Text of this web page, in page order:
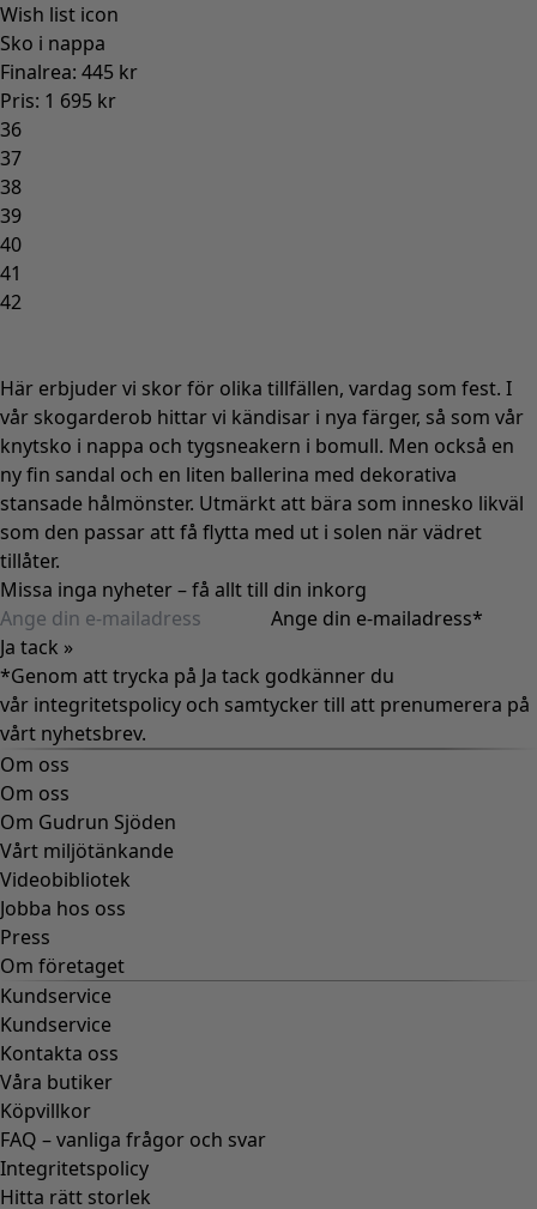
Wish list icon
Sko i nappa
Finalrea: 445 kr
Pris: 1 695 kr
36
37
38
39
40
41
42
Här erbjuder vi skor för olika tillfällen, vardag som fest. I
vår skogarderob hittar vi kändisar i nya färger, så som vår
knytsko i nappa och tygsneakern i bomull. Men också en
ny fin sandal och en liten ballerina med dekorativa
stansade hålmönster. Utmärkt att bära som innesko likväl
som den passar att få flytta med ut i solen när vädret
tillåter.
Missa inga nyheter – få allt till din inkorg
Ange din e-mailadress*
Ja tack »
*Genom att trycka på Ja tack godkänner du
vår integritetspolicy och samtycker till att prenumerera på
vårt nyhetsbrev.
Om oss
Om oss
Om Gudrun Sjöden
Vårt miljötänkande
Videobibliotek
Jobba hos oss
Press
Om företaget
Kundservice
Kundservice
Kontakta oss
Våra butiker
Köpvillkor
FAQ – vanliga frågor och svar
Integritetspolicy
Hitta rätt storlek